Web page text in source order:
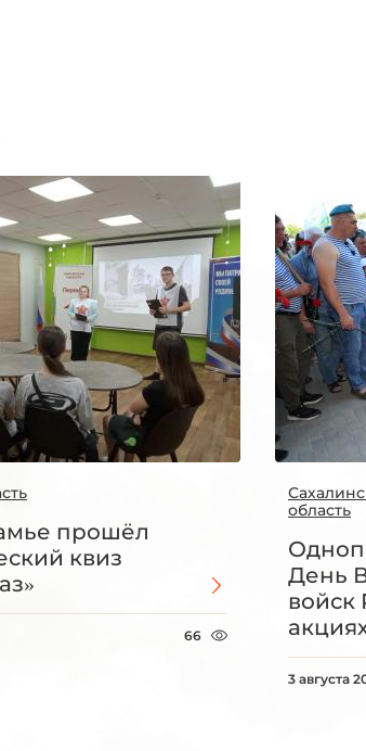
прошёл
квиз
66
область
День
войск
3 августа